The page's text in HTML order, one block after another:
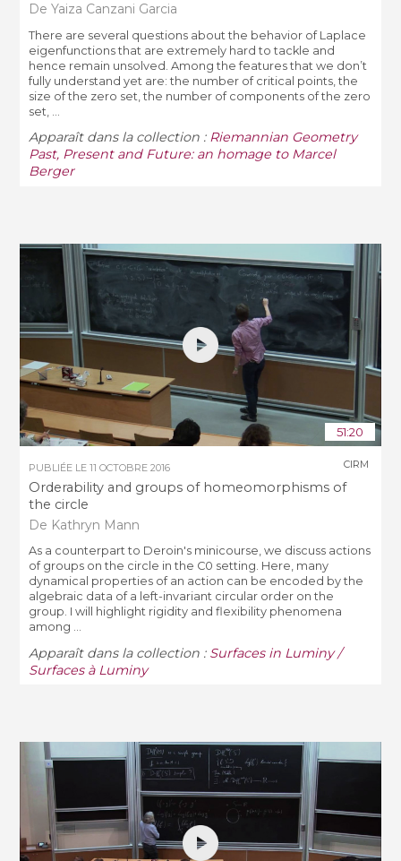
De Yaiza Canzani Garcia
There are several questions about the behavior of Laplace
eigenfunctions that are extremely hard to tackle and
hence remain unsolved. Among the features that we don’t
fully understand yet are: the number of critical points, the
size of the zero set, the number of components of the zero
set, ...
Apparaît dans la collection : Riemannian Geometry
Past, Present and Future: an homage to Marcel
Berger
51:20
PUBLIÉE LE11 OCTOBRE 2016
Orderability and groups of homeomorphisms of
the circle
De Kathryn Mann
CIRM
As a counterpart to Deroin's minicourse, we discuss actions
of groups on the circle in the C0 setting. Here, many
dynamical properties of an action can be encoded by the
algebraic data of a left-invariant circular order on the
group. I will highlight rigidity and flexibility phenomena
among ...
Apparaît dans la collection : Surfaces in Luminy /
Surfaces à Luminy